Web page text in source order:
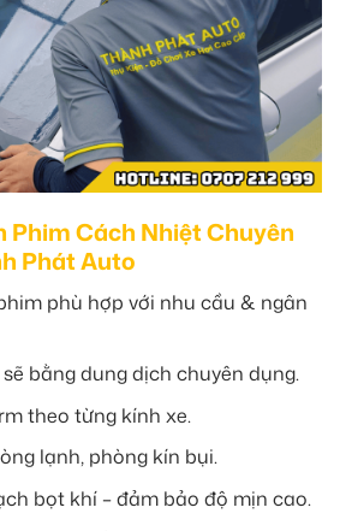
Phim Cách Nhiệt Chuyên
Phát Auto
phù hợp với nhu cầu & ngân
bằng dung dịch chuyên dụng.
theo từng kính xe.
lạnh, phòng kín bụi.
bọt khí – đảm bảo độ mịn cao.